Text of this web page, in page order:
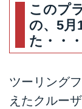
このプ
の、5月
た・・・
ツーリング
えたクルー